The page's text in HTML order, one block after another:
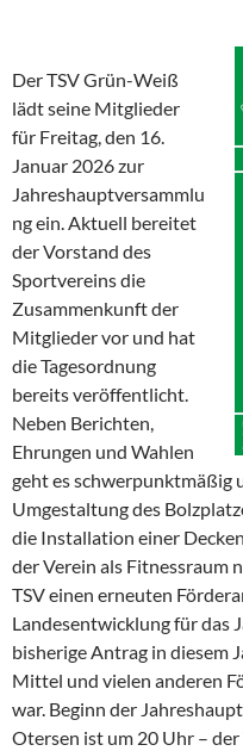
Der TSV Grün-Weiß
lädt seine Mitglieder
für Freitag, den 16.
Januar 2026 zur
Jahreshauptversammlu
ng ein. Aktuell bereitet
der Vorstand des
Sportvereins die
Zusammenkunft der
Mitglieder vor und hat
die Tagesordnung
bereits veröffentlicht.
Neben Berichten,
Ehrungen und Wahlen
geht es schwerpunktmäßig
Umgestaltung des
die Installation einer
der Verein als Fitnessraum
TSV einen erneuten
Landesentwicklung für das
bisherige Antrag in diesem
Mittel und vielen anderen
war. Beginn der
Otersen ist um 20 Uhr –